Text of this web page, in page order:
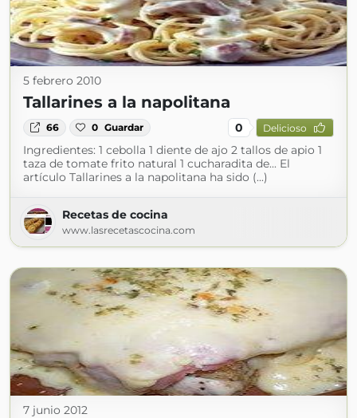
5 febrero 2010
Tallarines a la napolitana
66 0 Guardar 0 Delicioso
Ingredientes: 1 cebolla 1 diente de ajo 2 tallos de apio 1
taza de tomate frito natural 1 cucharadita de... El
artículo Tallarines a la napolitana ha sido (...)
Recetas de cocina
www.lasrecetascocina.com
7 junio 2012